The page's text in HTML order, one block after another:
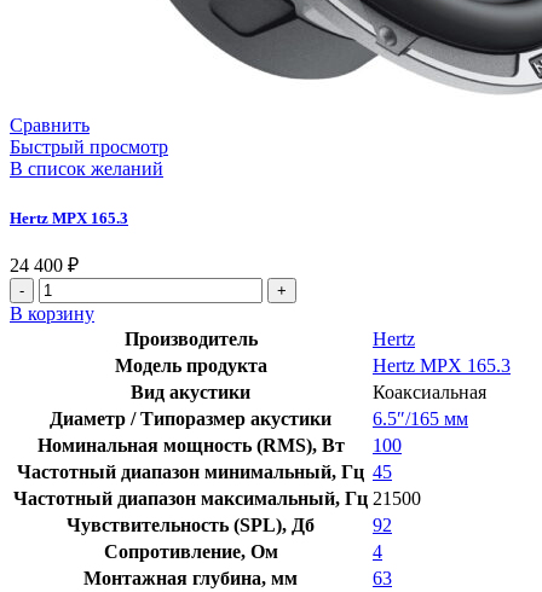
Сравнить
Быстрый просмотр
В список желаний
Hertz MPX 165.3
24 400 ₽
В корзину
Производитель
Hertz
Модель продукта
Hertz MPX 165.3
Вид акустики
Коаксиальная
Диаметр / Типоразмер акустики
6.5″/165 мм
Номинальная мощность (RMS), Вт
100
Частотный диапазон минимальный, Гц 45
Частотный диапазон максимальный, Гц 21500
Чувствительность (SPL), Дб
92
Сопротивление, Ом
4
Монтажная глубина, мм
63